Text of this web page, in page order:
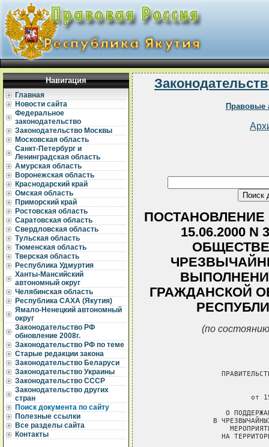
Навигация
Главная
Новости сайта
Федеральное
законодательство
Законодательство Москвы
Московская область
Санкт-Петербург и
Ленинградская область
Амурская область
Воронежская область
Краснодарский край
Омская область
Приморский край
Ростовская область
Саратовская область
Свердловская область
Тульская область
Тюменская область
Тверская область
Республика Удмуртия
Ханты-Мансийский
автономный округ
Челябинская область
Республика САХА (Якутия)
Ямало-Ненецкий автономный
округ
Законодательство РФ
обновление 2008г.
Законодательство РФ по теме
Старые редакции закона
Законодательство Беларуси
Законодательство Украины
Законодательство СССР
Законодательство других
стран
Поиск документа по сайту
Полезные ссылки
Все разделы сайта
Контакты
Правовые
ПОСТАНОВЛЕНИЕ
15.06.2000
ГРАЖДАНСКОЙ
(по
от
О
В
НА